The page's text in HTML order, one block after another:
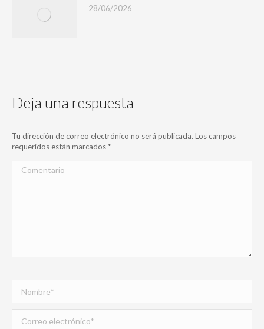
28/06/2026
Deja una respuesta
Tu dirección de correo electrónico no será publicada. Los campos
requeridos están marcados*
Comentario